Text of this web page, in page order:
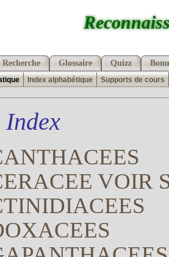
Recherche Glossaire Quizz
Index alphabétique Supports de cours
VOIR